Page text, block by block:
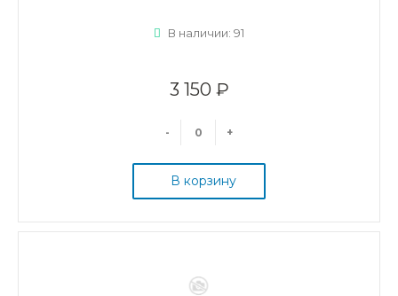
В наличии: 91
3 150 ₽
- +
В корзину